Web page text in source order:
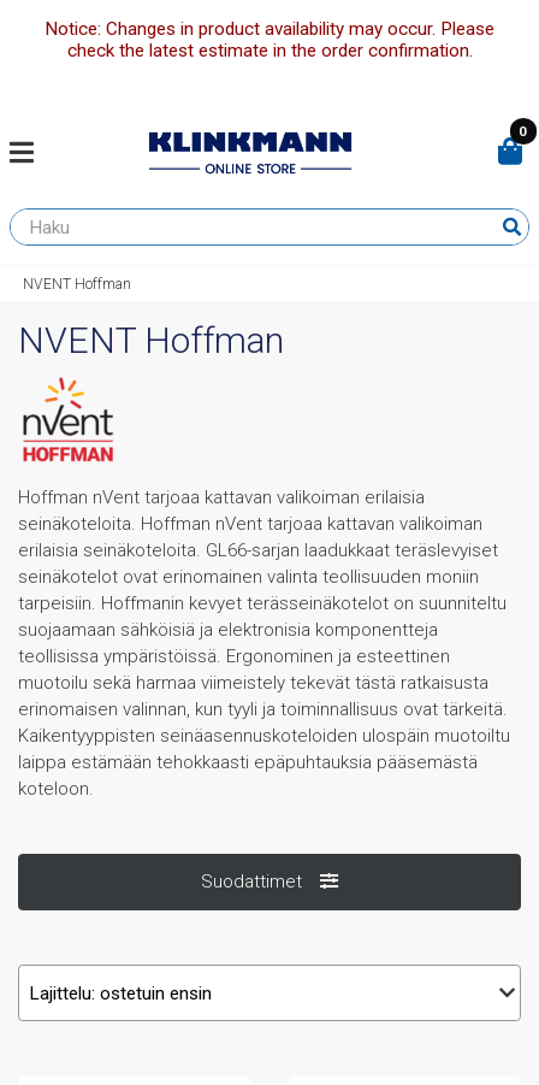
Notice: Changes in product availability may occur. Please
check the latest estimate in the order confirmation.
0
NVENT Hoffman
NVENT Hoffman
Hoffman nVent tarjoaa kattavan valikoiman erilaisia
seinäkoteloita. Hoffman nVent tarjoaa kattavan valikoiman
erilaisia seinäkoteloita. GL66-sarjan laadukkaat teräslevyiset
seinäkotelot ovat erinomainen valinta teollisuuden moniin
tarpeisiin. Hoffmanin kevyet terässeinäkotelot on suunniteltu
suojaamaan sähköisiä ja elektronisia komponentteja
teollisissa ympäristöissä. Ergonominen ja esteettinen
muotoilu sekä harmaa viimeistely tekevät tästä ratkaisusta
erinomaisen valinnan, kun tyyli ja toiminnallisuus ovat tärkeitä.
Kaikentyyppisten seinäasennuskoteloiden ulospäin muotoiltu
laippa estämään tehokkaasti epäpuhtauksia pääsemästä
koteloon.
Suodattimet